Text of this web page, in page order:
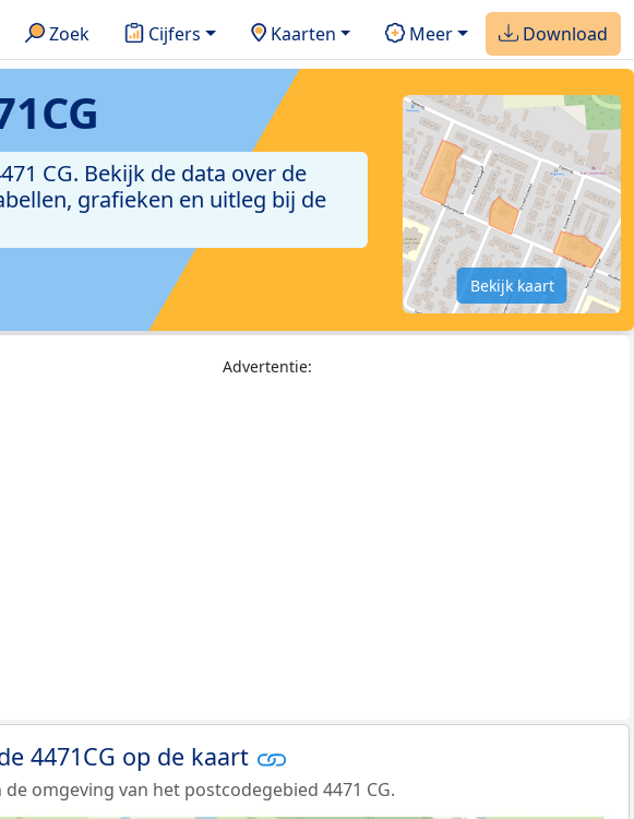
Zoek Cijfers Kaarten Meer Download
CG. Bekijk de data over de
grafieken en uitleg bij de
Bekijk kaart
Advertentie:
4471CG op de kaart
de omgeving van het postcodegebied 4471 CG.